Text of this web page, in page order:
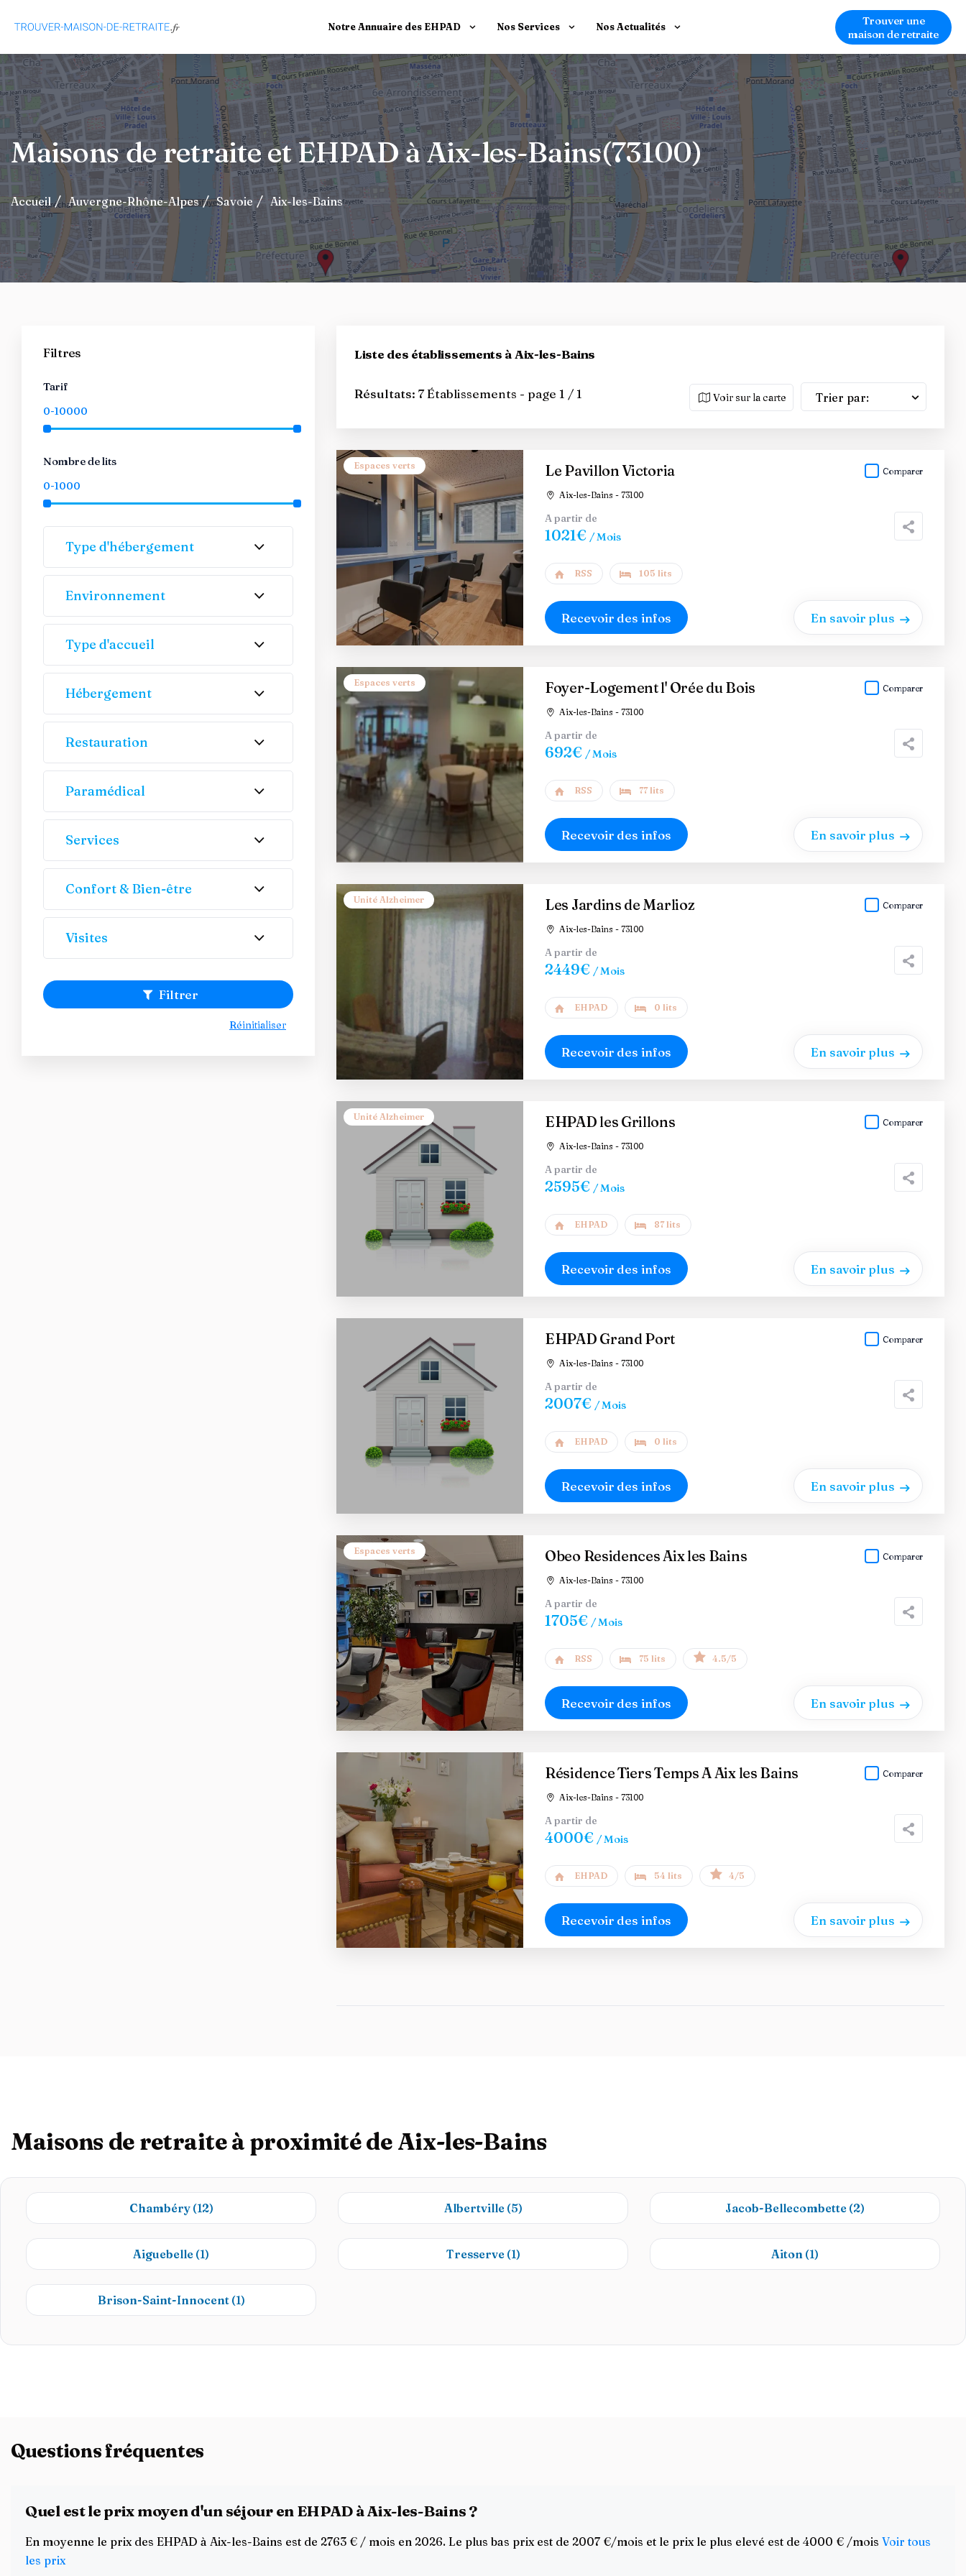
Notre Annuaire des EHPAD Nos Services Nos Actualités
Trouver une
maison de retraite
Maisons de retraite et EHPAD à Aix-les-Bains(73100)
Accueil Auvergne-Rhône-Alpes Savoie Aix-les-Bains
Liste des établissements à Aix-les-Bains
Résultats: 7 Établissements - page 1 / 1 Voir sur la carte Trier par:
Espaces verts Le Pavillon Victoria
Aix-les-Bains - 73100
Comparer
A partir de
1021€ / Mois
RSS 105 lits
Recevoir des infos En savoir plus
Espaces verts Foyer-Logement l' Orée du Bois
Aix-les-Bains - 73100
Comparer
A partir de
692€ / Mois
RSS 77 lits
Recevoir des infos En savoir plus
Unité Alzheimer Les Jardins de Marlioz
Aix-les-Bains - 73100
Comparer
A partir de
2449€ / Mois
EHPAD 0 lits
Recevoir des infos En savoir plus
Unité Alzheimer EHPAD les Grillons
Aix-les-Bains - 73100
Comparer
A partir de
2595€ / Mois
EHPAD 87 lits
Recevoir des infos En savoir plus
EHPAD Grand Port
Aix-les-Bains - 73100
Comparer
A partir de
2007€ / Mois
EHPAD 0 lits
Recevoir des infos En savoir plus
Espaces verts Obeo Residences Aix les Bains
Aix-les-Bains - 73100
Comparer
A partir de
1705€ / Mois
RSS 75 lits 4.5/5
Recevoir des infos En savoir plus
Résidence Tiers Temps A Aix les Bains
Aix-les-Bains - 73100
Comparer
A partir de
4000€ / Mois
EHPAD 54 lits 4/5
Recevoir des infos En savoir plus
Filtres
Tarif
Nombre de lits
Type d'hébergement
Environnement
Type d'accueil
Hébergement
Restauration
Paramédical
Services
Confort & Bien-être
Visites
Filtrer
Réinitialiser
Maisons de retraite à proximité de Aix-les-Bains
Chambéry (12) Albertville (5) Jacob-Bellecombette (2)
Aiguebelle (1) Tresserve (1) Aiton (1)
Brison-Saint-Innocent (1)
Questions fréquentes
Quel est le prix moyen d'un séjour en EHPAD à Aix-les-Bains ?
En moyenne le prix des EHPAD à Aix-les-Bains est de 2763 € / mois en 2026. Le plus bas prix est de 2007 €/mois et le prix le plus elevé est de 4000 € /mois Voir tous
les prix